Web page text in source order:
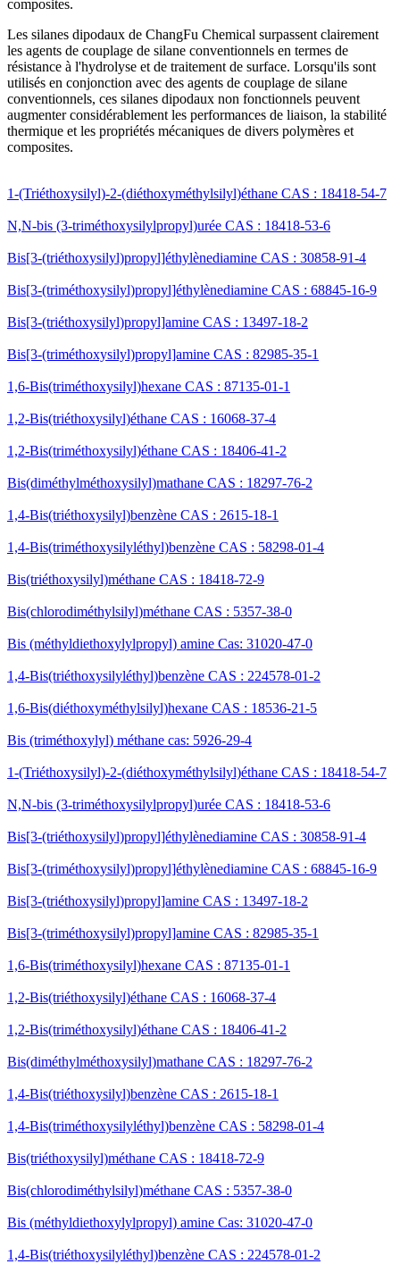
composites.
Les silanes dipodaux de ChangFu Chemical surpassent clairement
les agents de couplage de silane conventionnels en termes de
résistance à l'hydrolyse et de traitement de surface. Lorsqu'ils sont
utilisés en conjonction avec des agents de couplage de silane
conventionnels, ces silanes dipodaux non fonctionnels peuvent
augmenter considérablement les performances de liaison, la stabilité
thermique et les propriétés mécaniques de divers polymères et
composites.
1-(Triéthoxysilyl)-2-(diéthoxyméthylsilyl)éthane CAS : 18418-54-7
N,N-bis (3-triméthoxysilylpropyl)urée CAS : 18418-53-6
Bis[3-(triéthoxysilyl)propyl]éthylènediamine CAS : 30858-91-4
Bis[3-(triméthoxysilyl)propyl]éthylènediamine CAS : 68845-16-9
Bis[3-(triéthoxysilyl)propyl]amine CAS : 13497-18-2
Bis[3-(triméthoxysilyl)propyl]amine CAS : 82985-35-1
1,6-Bis(triméthoxysilyl)hexane CAS : 87135-01-1
1,2-Bis(triéthoxysilyl)éthane CAS : 16068-37-4
1,2-Bis(triméthoxysilyl)éthane CAS : 18406-41-2
Bis(diméthylméthoxysilyl)mathane CAS : 18297-76-2
1,4-Bis(triéthoxysilyl)benzène CAS : 2615-18-1
1,4-Bis(triméthoxysilyléthyl)benzène CAS : 58298-01-4
Bis(triéthoxysilyl)méthane CAS : 18418-72-9
Bis(chlorodiméthylsilyl)méthane CAS : 5357-38-0
Bis (méthyldiethoxylylpropyl) amine Cas: 31020-47-0
1,4-Bis(triéthoxysilyléthyl)benzène CAS : 224578-01-2
1,6-Bis(diéthoxyméthylsilyl)hexane CAS : 18536-21-5
Bis (triméthoxylyl) méthane cas: 5926-29-4
1-(Triéthoxysilyl)-2-(diéthoxyméthylsilyl)éthane CAS : 18418-54-7
N,N-bis (3-triméthoxysilylpropyl)urée CAS : 18418-53-6
Bis[3-(triéthoxysilyl)propyl]éthylènediamine CAS : 30858-91-4
Bis[3-(triméthoxysilyl)propyl]éthylènediamine CAS : 68845-16-9
Bis[3-(triéthoxysilyl)propyl]amine CAS : 13497-18-2
Bis[3-(triméthoxysilyl)propyl]amine CAS : 82985-35-1
1,6-Bis(triméthoxysilyl)hexane CAS : 87135-01-1
1,2-Bis(triéthoxysilyl)éthane CAS : 16068-37-4
1,2-Bis(triméthoxysilyl)éthane CAS : 18406-41-2
Bis(diméthylméthoxysilyl)mathane CAS : 18297-76-2
1,4-Bis(triéthoxysilyl)benzène CAS : 2615-18-1
1,4-Bis(triméthoxysilyléthyl)benzène CAS : 58298-01-4
Bis(triéthoxysilyl)méthane CAS : 18418-72-9
Bis(chlorodiméthylsilyl)méthane CAS : 5357-38-0
Bis (méthyldiethoxylylpropyl) amine Cas: 31020-47-0
1,4-Bis(triéthoxysilyléthyl)benzène CAS : 224578-01-2